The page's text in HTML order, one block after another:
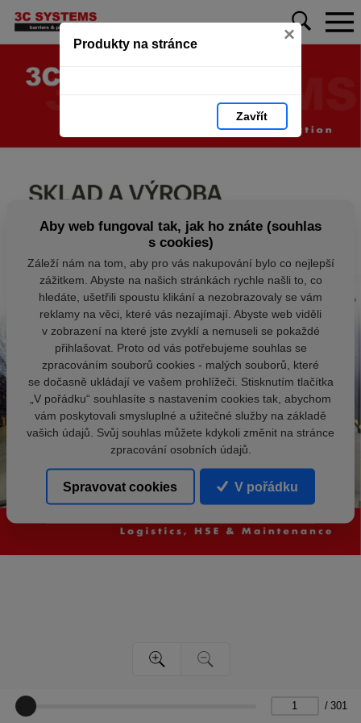
Produkty na stránce ×
Zavřít
/ 301
Aby web fungoval tak, jak ho znáte (souhlas
s cookies)
Záleží nám na tom, aby pro vás nakupování bylo co nejlepší
zážitkem. Abyste na našich stránkách rychle našli to, co
hledáte, ušetřili spoustu klikání a nezobrazovaly se vám
reklamy na věci, které vás nezajímají. Abyste web viděli
v zobrazení na které jste zvyklí a nemuseli se pokaždé
přihlašovat. Proto od vás potřebujeme souhlas se
zpracováním souborů cookies - malých souborů, které
se dočasně ukládají ve vašem prohlížeči. Stisknutím tlačítka
„V pořádku“ souhlasíte s nastavením cookies tak, abychom
vám poskytovali smysluplné a užitečné služby na základě
vašich údajů. Svůj souhlas můžete kdykoli změnit na stránce
zpracování osobních údajů.
Spravovat cookies V pořádku